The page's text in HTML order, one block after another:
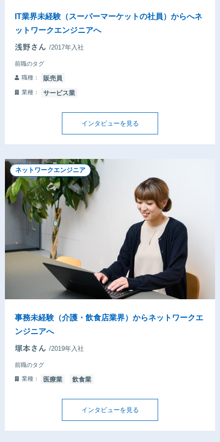
IT業界未経験（スーパーマーケットの社員）からへネ
ットワークエンジニアへ
/2017年入社
前職のタグ
職種：
販売員
業種： サービス業
インタビューを見る
ネットワークエンジニア
事務未経験（介護・飲食店業界）からネットワークエ
ンジニアへ
/2019年入社
前職のタグ
業種：
医療業 飲食業
インタビューを見る